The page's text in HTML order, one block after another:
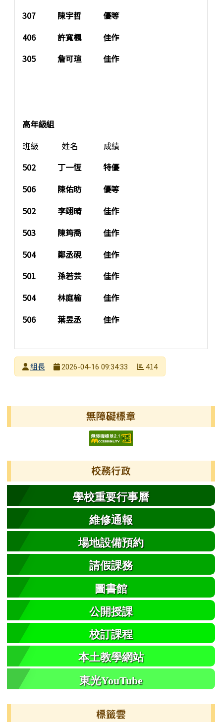
307 陳宇哲 優等
406 許寬楓 佳作
305 詹可瑄 佳作
高年級組
班級 姓名 成績
502 丁一恆 特優
506 陳佑昉 優等
502 李翊晴 佳作
503 陳筠喬 佳作
504 鄭丞硯 佳作
501 孫若芸 佳作
504 林庭榆 佳作
506 葉昱丞 佳作
發布者
組長
2026-04-16 09:34:33 414
無障礙標章
校務行政
學校重要行事曆
維修通報
場地設備預約
請假課務
圖書館
公開授課
校訂課程
本土教學網站
東光YouTube
標籤雲